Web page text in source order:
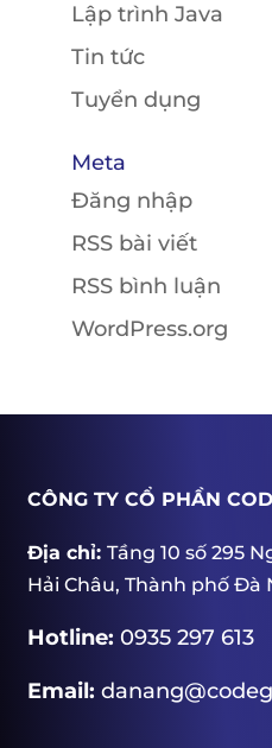
Lập trình Java
Tin tức
Tuyển dụng
Meta
Đăng nhập
RSS bài viết
RSS bình luận
WordPress.org
CÔNG TY CỔ PHẦN
Địa chỉ: Tầng 10 số 295
Hải Châu, Thành phố Đà
Hotline: 0935 297 613
Email: